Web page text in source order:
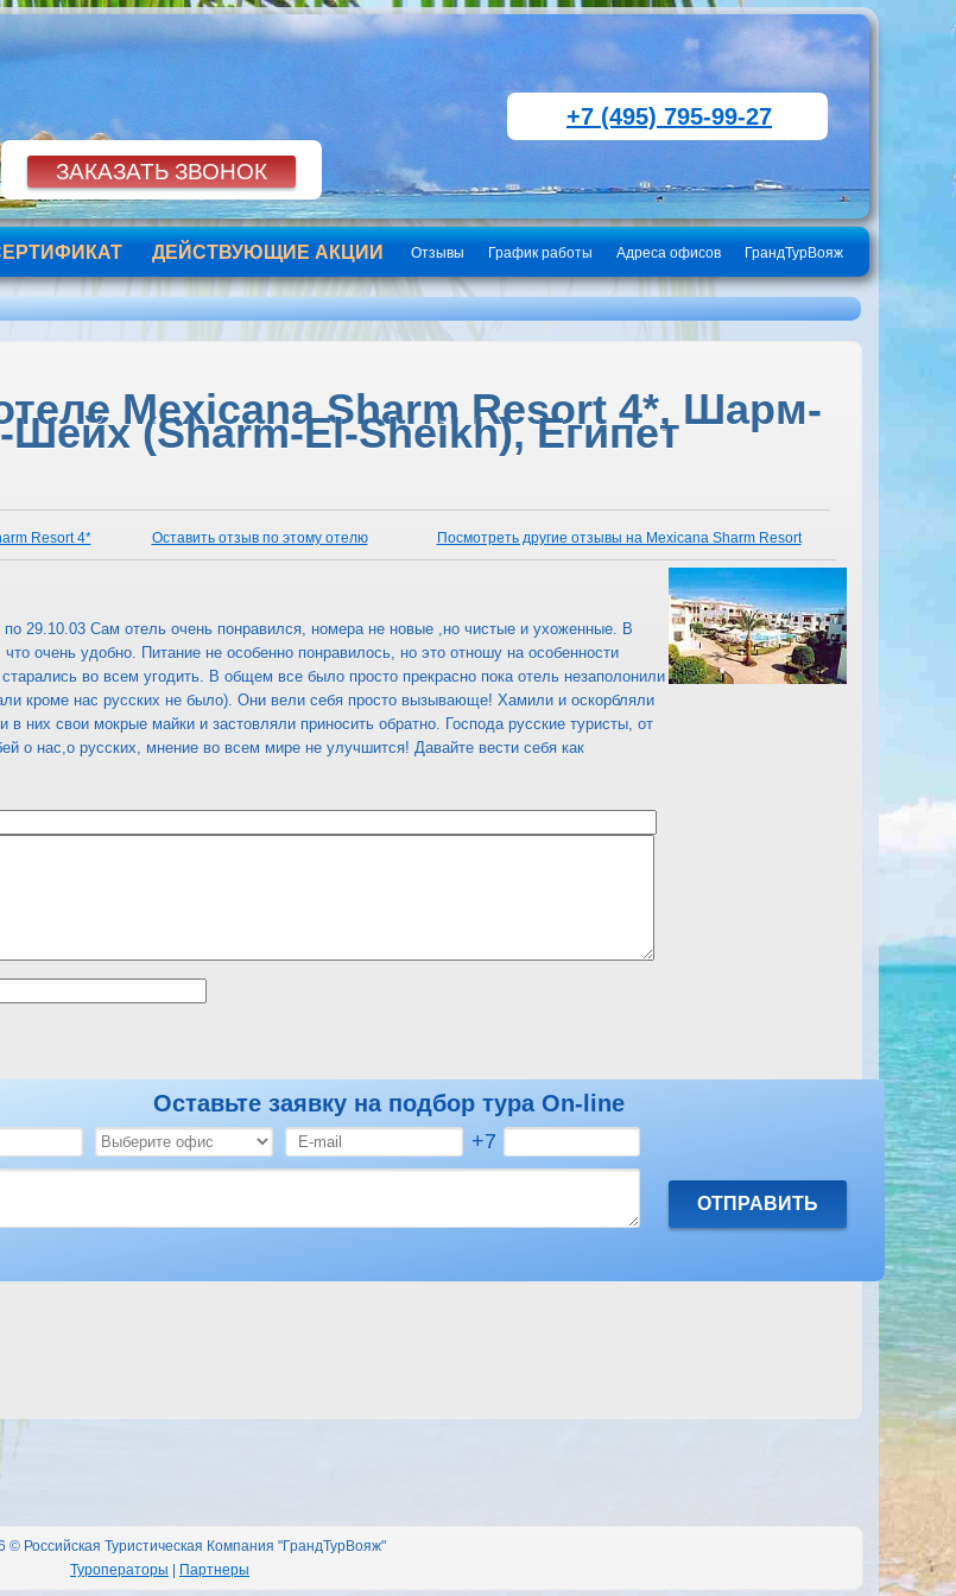
+7 (495) 795-99-27
ГрандТурВояж
Адреса офисов
График работы
Отзывы
ДЕЙСТВУЮЩИЕ АКЦИИ
Mexicana Sharm Resort 4*, Шарм-
(Sharm-El-Sheikh), Египет
Resort 4* Оставить отзыв по этому отелю Посмотреть другие отзывы на Mexicana Sharm Resort
29.10.03 Сам отель очень понравился, номера не новые ,но чистые и ухоженные. В
очень удобно. Питание не особенно понравилось, но это отношу на особенности
во всем угодить. В общем все было просто прекрасно пока отель незаполонили
кроме нас русских не было). Они вели себя просто вызывающе! Хамили и оскорбляли
них свои мокрые майки и застовляли приносить обратно. Господа русские туристы, от
о нас,о русских, мнение во всем мире не улучшится! Давайте вести себя как
Resort 4* Оставить отзыв по этому отелю Посмотреть другие отзывы на Mexicana Sharm Resort
Оставьте заявку на подбор тура On-line
+7
© Российская Туристическая Компания "ГрандТурВояж"
Туроператоры
Партнеры